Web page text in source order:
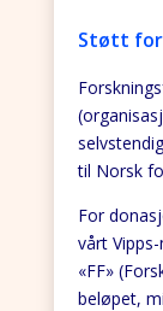
Støtt
til Norsk
For
vårt
«FF»
beløpet,